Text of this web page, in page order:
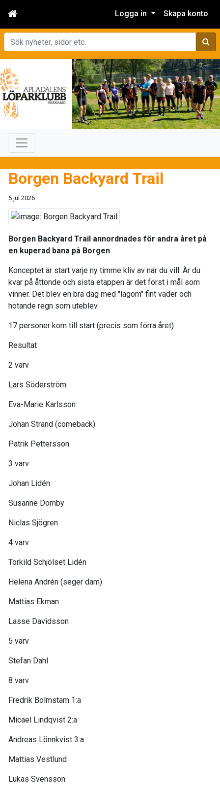
Logga in Skapa konto
Sök
Borgen Backyard Trail
5 jul 2026
Borgen Backyard Trail annordnades för andra året på
en kuperad bana på Borgen
Konceptet är start varje ny timme kliv av när du vill. Är du
kvar på åttonde och sista etappen är det först i mål som
vinner. Det blev en bra dag med "lagom" fint väder och
hotande regn som uteblev.
17 personer kom till start (precis som förra året)
Resultat
2 varv
Lars Söderström
Eva-Marie Karlsson
Johan Strand (comeback)
Patrik Pettersson
3 varv
Johan Lidén
Susanne Domby
Niclas Sjögren
4 varv
Torkild Schjölset Lidén
Helena Andrén (seger dam)
Mattias Ekman
Lasse Davidsson
5 varv
Stefan Dahl
8 varv
Fredrik Bolmstam 1:a
Micael Lindqvist 2:a
Andreas Lönnkvist 3:a
Mattias Vestlund
Lukas Svensson